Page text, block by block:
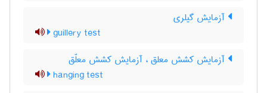
آزمایش گیلری
guillery test
آزمایش کشش معلق ، آزمایش کشش معلّق
hanging test